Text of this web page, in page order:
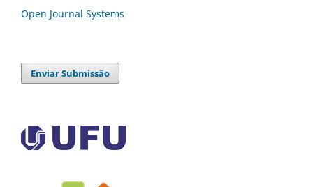
Open Journal Systems
Enviar Submissão